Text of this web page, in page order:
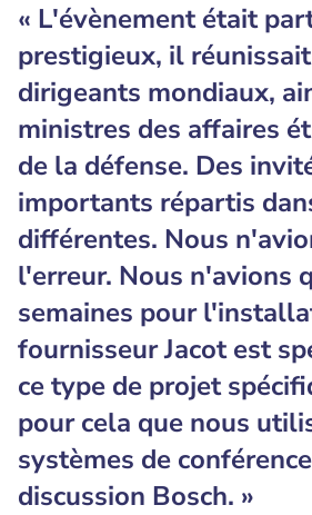
« L'évènement était
prestigieux, il
dirigeants mondiaux,
ministres des affaires
de la défense. Des
importants répartis
différentes. Nous
l'erreur. Nous n'avions
semaines pour
fournisseur Jacot est
ce type de projet
pour cela que nous
systèmes de
discussion Bosch. »